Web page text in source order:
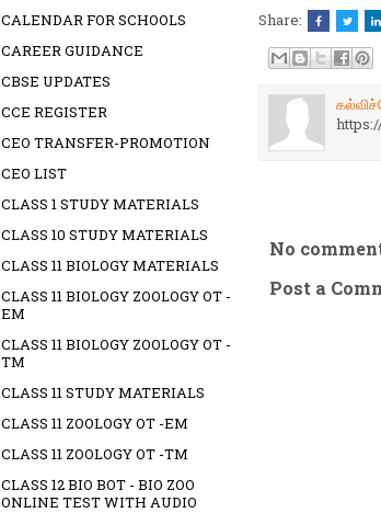
Share:
No
Post a
CALENDAR FOR SCHOOLS
CAREER GUIDANCE
CBSE UPDATES
CCE REGISTER
CEO TRANSFER-PROMOTION
CEO LIST
CLASS 1 STUDY MATERIALS
CLASS 10 STUDY MATERIALS
CLASS 11 BIOLOGY MATERIALS
CLASS 11 BIOLOGY ZOOLOGY OT -
EM
CLASS 11 BIOLOGY ZOOLOGY OT -
TM
CLASS 11 STUDY MATERIALS
CLASS 11 ZOOLOGY OT -EM
CLASS 11 ZOOLOGY OT -TM
CLASS 12 BIO BOT - BIO ZOO
ONLINE TEST WITH AUDIO